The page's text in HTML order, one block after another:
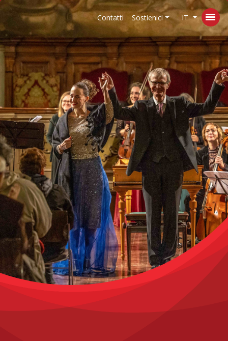
Contatti Sostienici IT